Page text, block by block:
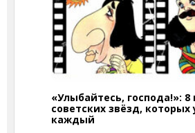
«Улыбайтесь, господа!»:
советских звёзд, которых
каждый